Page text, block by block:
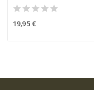
19,95 €